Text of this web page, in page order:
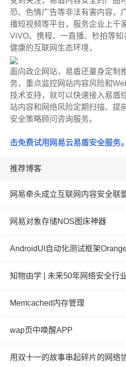
恐、色情广告等非法有害内容，
播短视频等平台，服务企业上千
ViVO、携程、一直播、秒拍等
健康的互联网生态环境，
面向政企网站，易盾还量身定制
务，重点监控网站内容风险和
技术支持，就可以快速接入易盾
站内容和网络风险定期扫描、提
安全策略顾问咨询服务。
击免费试用网易云易盾安全服务。
推荐博客
网易牵头成立互联网内容安全联
网易对象存储NOS图床神器
AndroidUI自动化测试框架
知物由学 | 未来50年网络安全行
Memcached内存管理
wap页中唤醒APP
用双十一的故事串起碎片的网络